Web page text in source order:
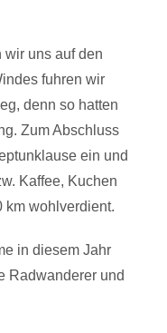
wir uns auf den
fuhren wir
denn so hatten
Zum Abschluss
ein und
Kaffee, Kuchen
km wohlverdient.
in diesem Jahr
Radwanderer und